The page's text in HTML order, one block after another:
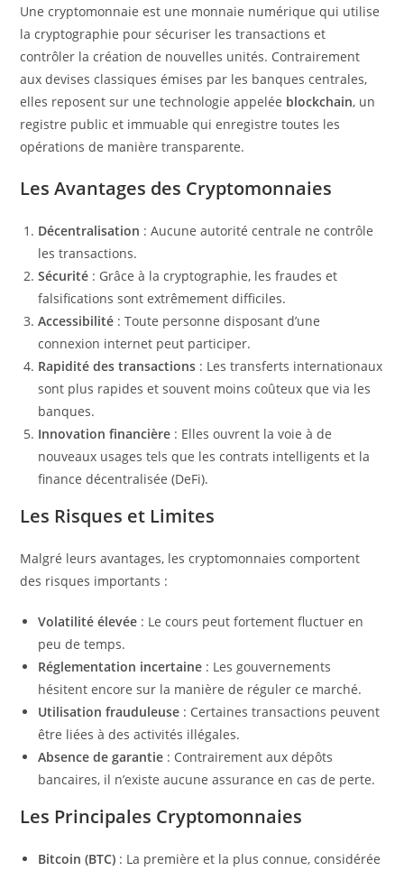
Une cryptomonnaie est une monnaie numérique qui utilise
la cryptographie pour sécuriser les transactions et
contrôler la création de nouvelles unités. Contrairement
aux devises classiques émises par les banques centrales,
elles reposent sur une technologie appelée blockchain, un
registre public et immuable qui enregistre toutes les
opérations de manière transparente.
Les Avantages des Cryptomonnaies
Décentralisation : Aucune autorité centrale ne contrôle
les transactions.
Sécurité : Grâce à la cryptographie, les fraudes et
falsifications sont extrêmement difficiles.
Accessibilité : Toute personne disposant d’une
connexion internet peut participer.
Rapidité des transactions : Les transferts internationaux
sont plus rapides et souvent moins coûteux que via les
banques.
Innovation financière : Elles ouvrent la voie à de
nouveaux usages tels que les contrats intelligents et la
finance décentralisée (DeFi).
Les Risques et Limites
Malgré leurs avantages, les cryptomonnaies comportent
des risques importants :
Volatilité élevée : Le cours peut fortement fluctuer en
peu de temps.
Réglementation incertaine : Les gouvernements
hésitent encore sur la manière de réguler ce marché.
Utilisation frauduleuse : Certaines transactions peuvent
être liées à des activités illégales.
Absence de garantie : Contrairement aux dépôts
bancaires, il n’existe aucune assurance en cas de perte.
Les Principales Cryptomonnaies
Bitcoin (BTC) : La première et la plus connue, considérée